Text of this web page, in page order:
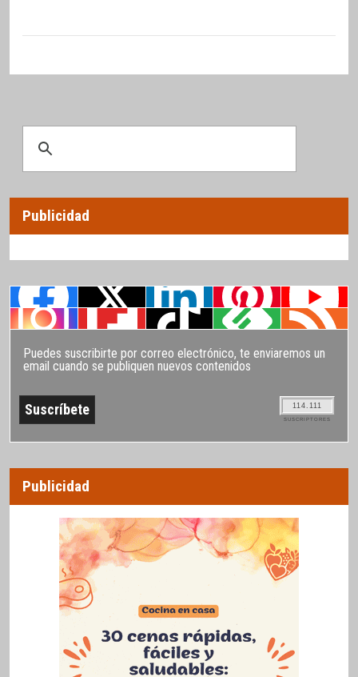
Publicidad
Puedes suscribirte por correo electrónico, te enviaremos un
email cuando se publiquen nuevos contenidos
114.111
SUSCRIPTORES
Publicidad